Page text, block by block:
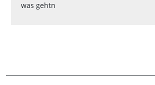
was gehtn